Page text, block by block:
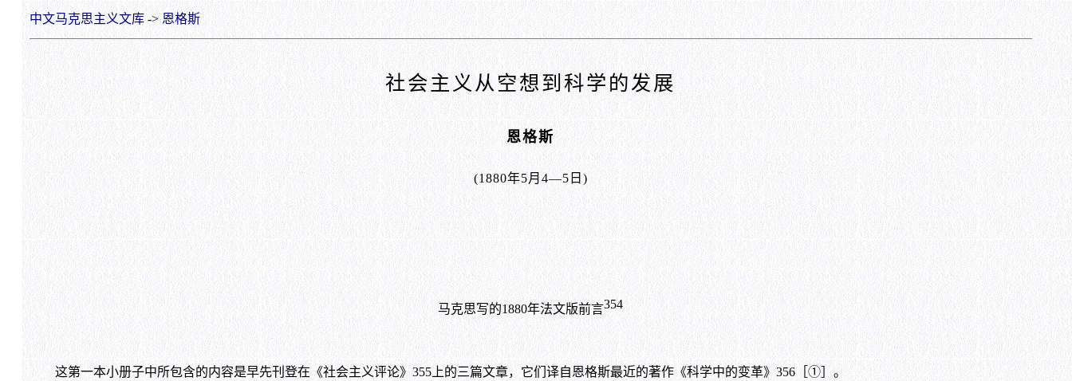
中文马克思主义文库-> 恩格斯
社会主义从空想到科学的发展
恩格斯
(1880年5月4—5日)
马克思写的1880年法文版前言354
这第一本小册子中所包含的内容是早先刊登在《社会主义评论》 355上的三篇文章，它们译自恩格斯最近的著作《科学中的变革》 356［①］。